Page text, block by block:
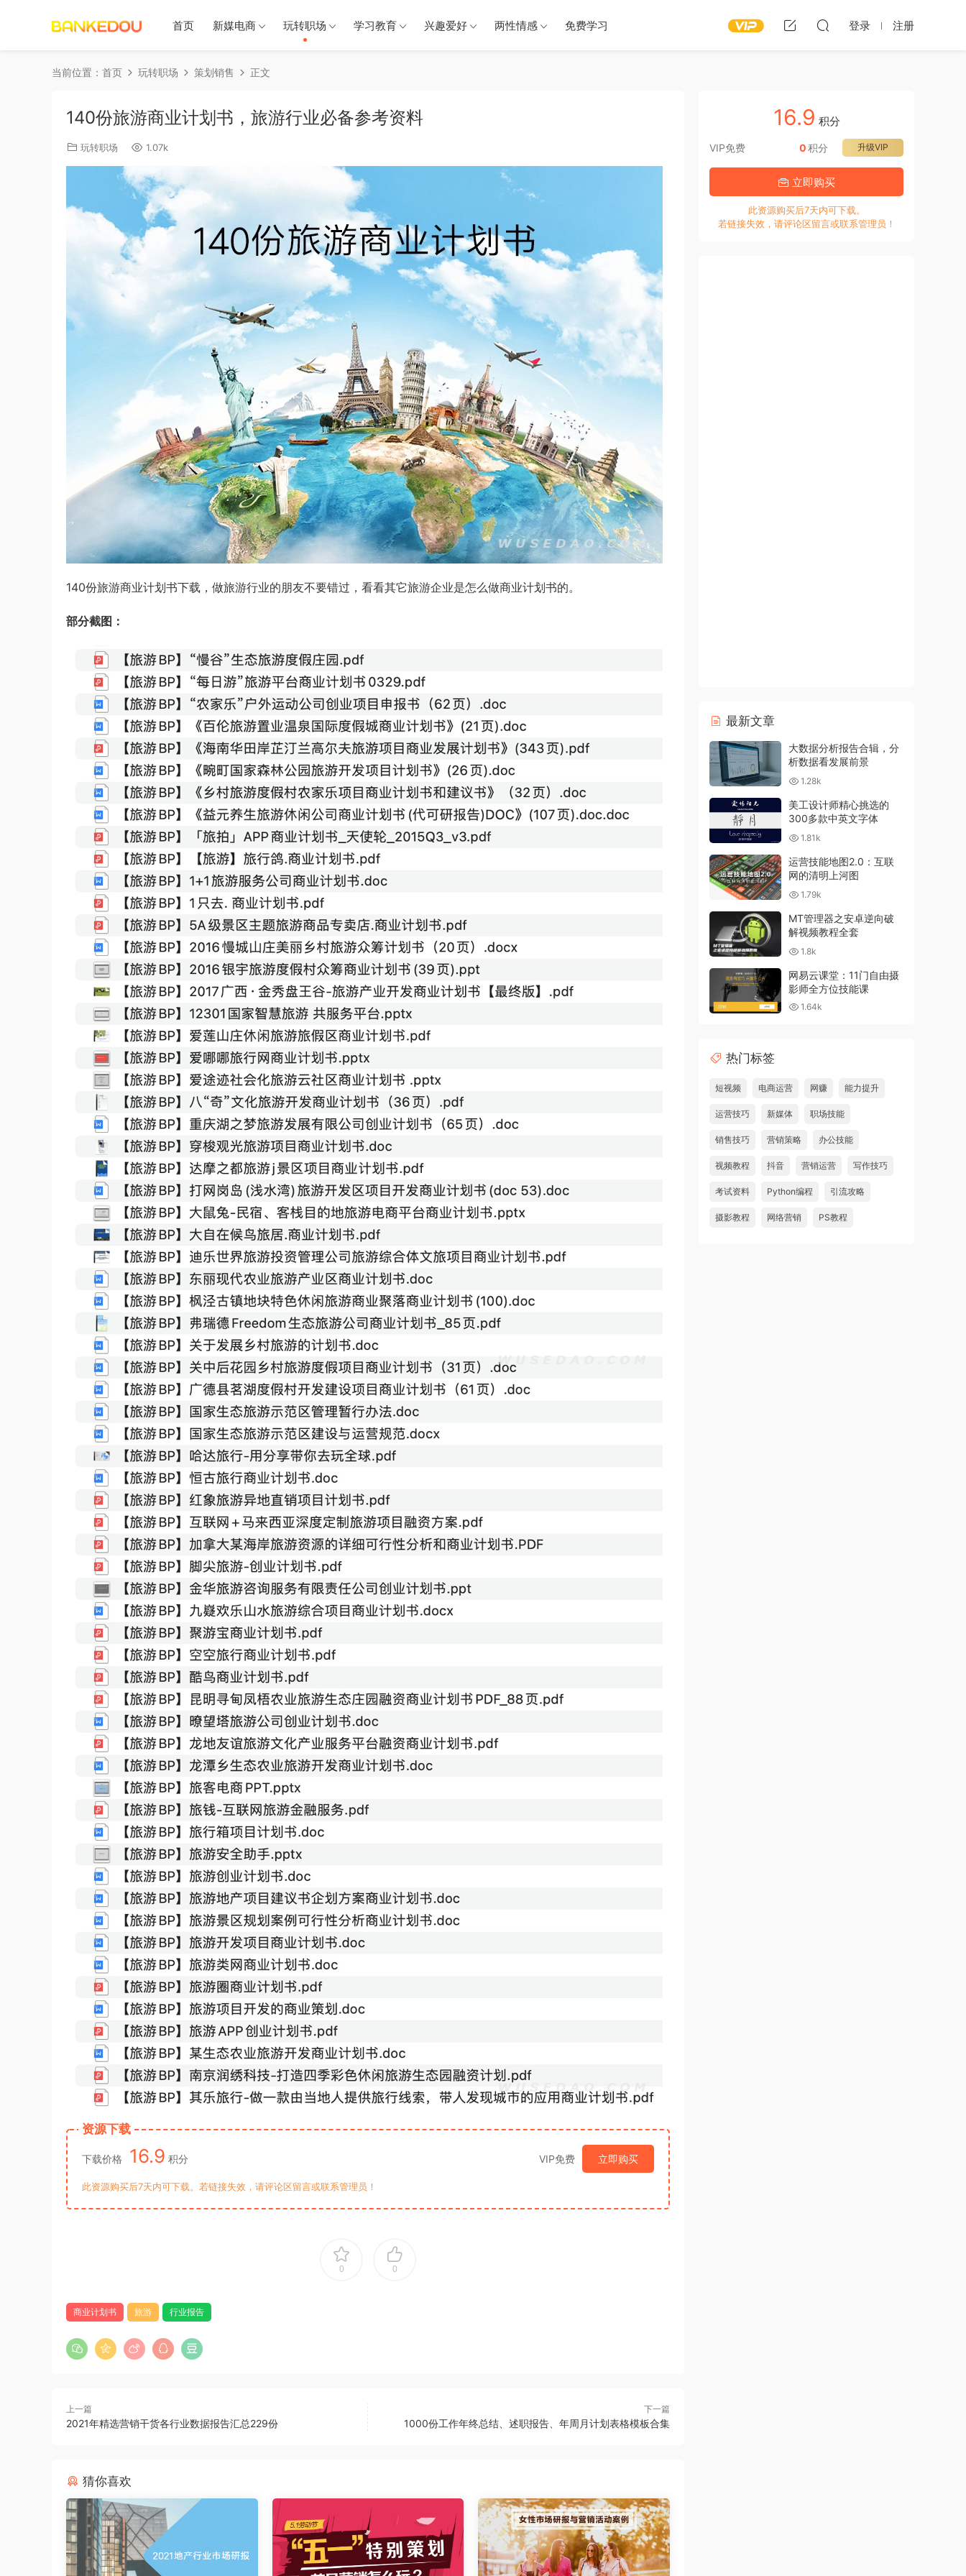
首页 新媒电商 玩转职场 学习教育 兴趣爱好 两性情感 免费学习 登录 注册
当前位置： 首页 玩转职场 策划销售 正文
140份旅游商业计划书，旅游行业必备参考资料
玩转职场 1.07k
140份旅游商业计划书下载，做旅游行业的朋友不要错过，看看其它旅游企业是怎么做商业计划书的。
部分截图：
资源下载
下载价格 16.9 积分 VIP免费 立即购买
此资源购买后7天内可下载。若链接失效，请评论区留言或联系管理员！
0 0
商业计划书 旅游 行业报告
上一篇
2021年精选营销干货各行业数据报告汇总229份
下一篇
1000份工作年终总结、述职报告、年周月计划表格模板合集
猜你喜欢
16.9 积分
VIP免费 升级VIP
0积分
立即购买
此资源购买后7天内可下载。
若链接失效，请评论区留言或联系管理员！
最新文章
大数据分析报告合辑，分
析数据看发展前景
1.28k
美工设计师精心挑选的
300多款中英文字体
1.81k
运营技能地图2.0：互联
网的清明上河图
1.79k
MT管理器之安卓逆向破
解视频教程全套
1.8k
网易云课堂：11门自由摄
影师全方位技能课
1.64k
热门标签
短视频 电商运营 网赚 能力提升
运营技巧 新媒体 职场技能
销售技巧 营销策略 办公技能
视频教程 抖音 营销运营 写作技巧
考试资料 Python编程 引流攻略
摄影教程 网络营销 PS教程